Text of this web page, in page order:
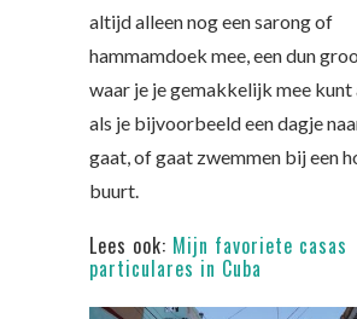
altijd alleen nog een sarong of
hammamdoek mee, een dun
waar je je gemakkelijk mee
als je bijvoorbeeld een dagje
gaat, of gaat zwemmen bij een
buurt.
Lees ook: Mijn favoriete casas
particulares in Cuba